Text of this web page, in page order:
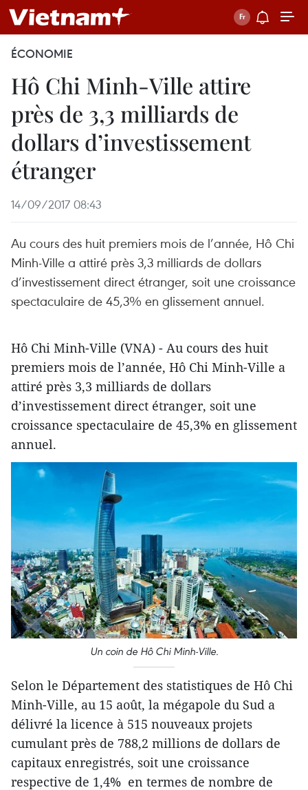
ÉCONOMIE
Hô Chi Minh-Ville attire
près de 3,3 milliards de
dollars d’investissement
étranger
14/09/2017 08:43
Au cours des huit premiers mois de l’année, Hô Chi
Minh-Ville a ​attiré près 3,3 milliards de dollars
d’investissement direct étranger, soit une croissance
spectaculaire de 45,3% en glissement annuel.
Hô Chi Minh-Ville (VNA) - Au cours des huit
premiers mois de l’année, Hô Chi Minh-Ville a ​
attiré près 3,3 milliards de dollars
d’investissement direct étranger, soit une
croissance spectaculaire de 45,3% en glissement
annuel.
Un coin de Hô Chi Minh-Ville.
Selon le Département des statistiques de Hô Chi
Minh-Ville, au 15 août, la mégapole du Sud a
délivré la licence à 515 nouveaux projets
cumulant près de 788,2 millions de dollars de
capitaux enregistrés, soit une croissance
respective de 1,4% en termes de nombre de